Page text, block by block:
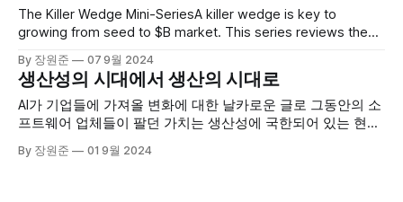
The Killer Wedge Mini-SeriesA killer wedge is key to
growing from seed to $B market. This series reviews the
scaleNFX 스타트업이 특정 시장에 진입할 때 사용하는 전략
(wedge)을 12가지로 정리하였습니다. 원래 네트워크 효과를
12개로 정리해서 큰 호응을 얻었던 투자사
By 장원준 07 9월 2024
생산성의 시대에서 생산의 시대로
AI가 기업들에 가져올 변화에 대한 날카로운 글로 그동안의 소
프트웨어 업체들이 팔던 가치는 생산성에 국한되어 있는 현실
By 장원준 01 9월 2024